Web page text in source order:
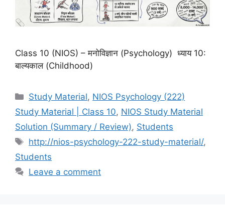
Class 10 (NIOS) – मनोविज्ञान (Psychology) ध्याय 10:
बाल्यकाल (Childhood)
Study Material, NIOS Psychology (222)
Study Material | Class 10, NIOS Study Material
Solution (Summary / Review), Students
http://nios-psychology-222-study-material/,
Students
Leave a comment